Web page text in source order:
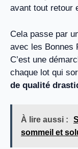
avant tout retour
Cela passe par
avec les Bonnes
C’est une
chaque lot qui
de qualité
À lire aussi :
sommeil et